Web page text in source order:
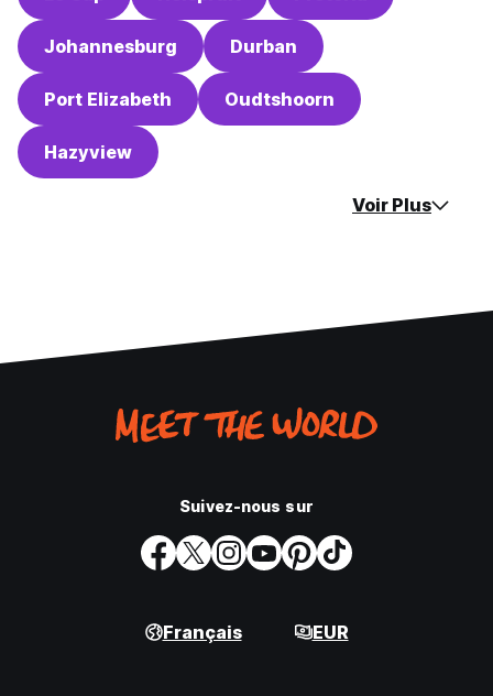
Johannesburg Durban
Port Elizabeth Oudtshoorn
Hazyview
Voir Plus
Suivez-nous sur
Français EUR